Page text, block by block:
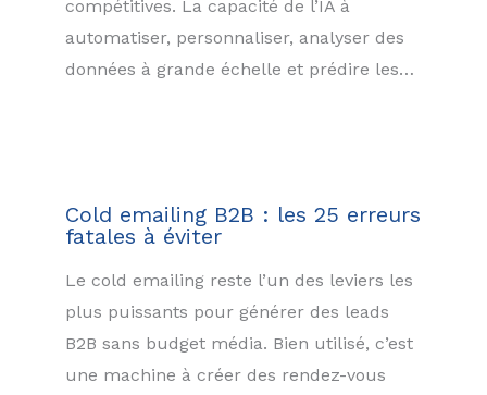
compétitives. La capacité de l’IA à
automatiser, personnaliser, analyser des
données à grande échelle et prédire les…
Cold emailing B2B : les 25 erreurs
fatales à éviter
Le cold emailing reste l’un des leviers les
plus puissants pour générer des leads
B2B sans budget média. Bien utilisé, c’est
une machine à créer des rendez-vous